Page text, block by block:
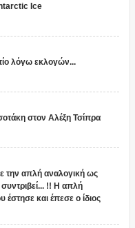
Ice
λόγω εκλογών...
στον Αλέξη Τσίπρα
την απλή αναλογική ως
!! Η απλή
έστησε και έπεσε ο ίδιος